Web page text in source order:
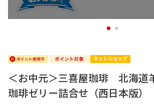
1 2
＜お中元＞三喜屋珈琲 北海
珈琲ゼリー詰合せ（西日本版）